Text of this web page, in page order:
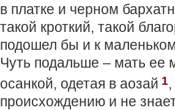
в платке и черном
такой кроткий, такой
подошел бы и к
Чуть подальше – мать ее
осанкой, одетая в аозай 1
происхождению и не